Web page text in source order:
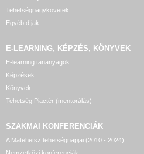
Tehetségnagykövetek
Egyéb díjak
E-LEARNING, KÉPZÉS, KÖNYVEK
E-learning tananyagok
Képzések
Könyvek
Tehetség Piactér (mentorálás)
SZAKMAI KONFERENCIÁK
A Matehetsz tehetségnapjai (2010 - 2024)